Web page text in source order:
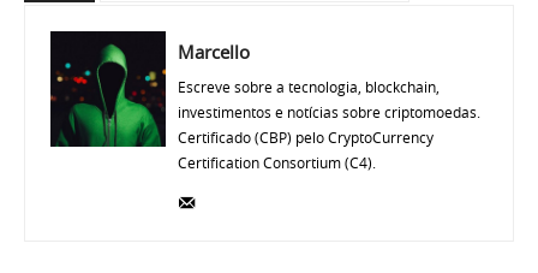
Marcello
Escreve sobre a tecnologia, blockchain,
investimentos e notícias sobre criptomoedas.
Certificado (CBP) pelo CryptoCurrency
Certification Consortium (C4).